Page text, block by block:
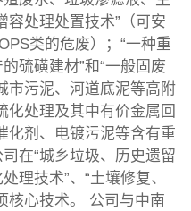
容处理处置技术”（可安
类的危废）；“一种重
硫磺建材”和“一般固废
市污泥、河道底泥等高附
化处理及其中有价金属回
化剂、电镀污泥等含有重
在“城乡垃圾、历史遗留
理技术”、“土壤修复、
核心技术。 公司与中南